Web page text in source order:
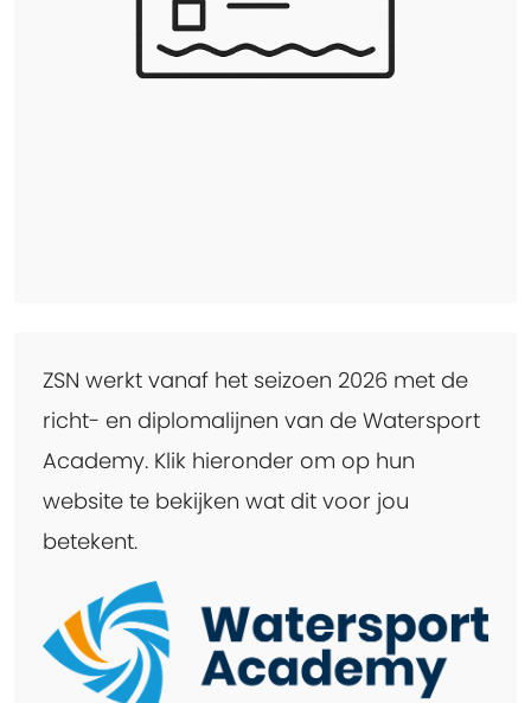
ZSN werkt vanaf het seizoen 2026 met de
richt- en diplomalijnen van de Watersport
Academy. Klik hieronder om op hun
website te bekijken wat dit voor jou
betekent.